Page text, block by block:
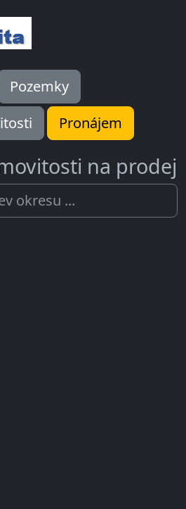
Pozemky
Pronájem
na prodej